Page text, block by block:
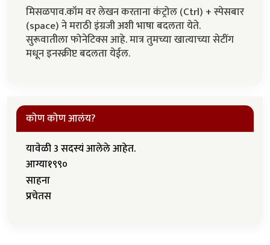
मिसळपाव.कॉम वर लेखन करताना कंट्रोल (Ctrl) + स्पेसबार
(space) ने मराठी इंग्रजी अशी भाषा बदलता येते.
सुरूवातीला फोनेटिक्स आहे. मात्र तुमच्या खात्याच्या सेटींग
मधून इनस्क्रीप्ट बदलता येईल.
कोण कोण आलंय?
यावेळी 3 सदस्यं आलेले आहेत.
आग्या१९९०
साहना
प्रचेतस